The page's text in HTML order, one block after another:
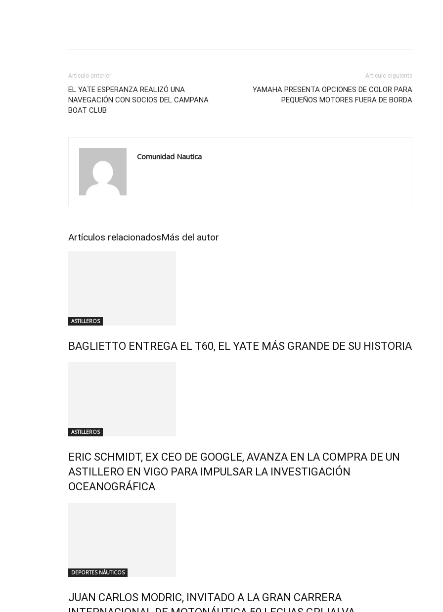
Artículo anterior
EL YATE ESPERANZA REALIZÓ UNA
NAVEGACIÓN CON SOCIOS DEL CAMPANA
BOAT CLUB
Artículo siguiente
YAMAHA PRESENTA OPCIONES DE COLOR PARA
PEQUEÑOS MOTORES FUERA DE BORDA
Comunidad Nautica
Artículos relacionadosMás del autor
ASTILLEROS
BAGLIETTO ENTREGA EL T60, EL YATE MÁS GRANDE DE SU HISTORIA
ASTILLEROS
ERIC SCHMIDT, EX CEO DE GOOGLE, AVANZA EN LA COMPRA DE UN
ASTILLERO EN VIGO PARA IMPULSAR LA INVESTIGACIÓN
OCEANOGRÁFICA
DEPORTES NÁUTICOS
JUAN CARLOS MODRIC, INVITADO A LA GRAN CARRERA